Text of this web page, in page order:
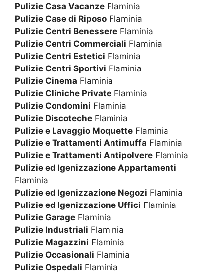
Pulizie Casa Vacanze Flaminia
Pulizie Case di Riposo Flaminia
Pulizie Centri Benessere Flaminia
Pulizie Centri Commerciali Flaminia
Pulizie Centri Estetici Flaminia
Pulizie Centri Sportivi Flaminia
Pulizie Cinema Flaminia
Pulizie Cliniche Private Flaminia
Pulizie Condomini Flaminia
Pulizie Discoteche Flaminia
Pulizie e Lavaggio Moquette Flaminia
Pulizie e Trattamenti Antimuffa Flaminia
Pulizie e Trattamenti Antipolvere Flaminia
Pulizie ed Igenizzazione Appartamenti
Flaminia
Pulizie ed Igenizzazione Negozi Flaminia
Pulizie ed Igenizzazione Uffici Flaminia
Pulizie Garage Flaminia
Pulizie Industriali Flaminia
Pulizie Magazzini Flaminia
Pulizie Occasionali Flaminia
Pulizie Ospedali Flaminia